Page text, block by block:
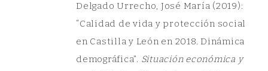
Delgado Urrecho, José María (2019):
“Calidad de vida y protección social
en Castilla y León en 2018. Dinámica
demográfica”. Situación económica y